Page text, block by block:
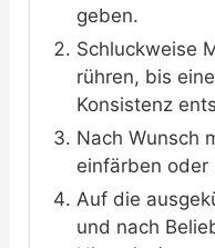
geben.
Schluckweise
rühren, bis
Konsistenz
Nach Wunsch
einfärben oder
Auf die
und nach